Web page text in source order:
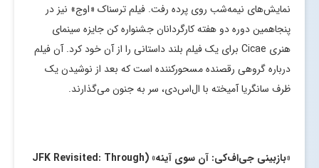
نمایش‌های نیمه‌شب روی پرده رفت. فیلم ترسناک «اوج» نیز در
پنجاهمین دوره دو هفته کارگردانان جشنواره کن جایزه سینمای
هنری Cicae برای یک فیلم بلند داستانی را از آن خود کرد. آن فیلم
درباره گروهی رقصنده مسحورکننده است که بعد از نوشیدن یک
ظرف سانگریا آمیخته با ال‌اس‌دی، سر به جنون می‌گذارند.
«بازبینی جی‌اف‌کی: آن سوی آینه» (JFK Revisited: Through